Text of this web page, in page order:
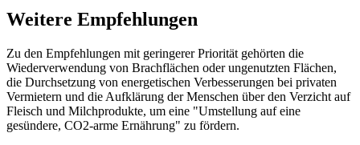
Weitere Empfehlungen
Zu den Empfehlungen mit geringerer Priorität gehörten die
Wiederverwendung von Brachflächen oder ungenutzten Flächen,
die Durchsetzung von energetischen Verbesserungen bei privaten
Vermietern und die Aufklärung der Menschen über den Verzicht auf
Fleisch und Milchprodukte, um eine "Umstellung auf eine
gesündere, CO2-arme Ernährung" zu fördern.